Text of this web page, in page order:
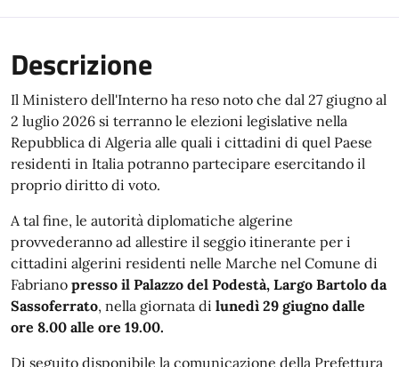
Descrizione
Il Ministero dell'Interno ha reso noto che dal 27 giugno al
2 luglio 2026 si terranno le elezioni legislative nella
Repubblica di Algeria alle quali i cittadini di quel Paese
residenti in Italia potranno partecipare esercitando il
proprio diritto di voto.
A tal fine, le autorità diplomatiche algerine
provvederanno ad allestire il seggio itinerante per i
cittadini algerini residenti nelle Marche nel Comune di
Fabriano presso il Palazzo del Podestà, Largo Bartolo da
Sassoferrato, nella giornata di lunedì 29 giugno dalle
ore 8.00 alle ore 19.00.
Di seguito disponibile la comunicazione della Prefettura